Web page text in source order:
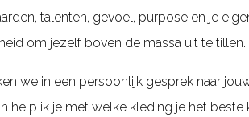
talenten, gevoel, purpose en je
om jezelf boven de massa uit te tillen.
we in een persoonlijk gesprek naar
help ik je met welke kleding je het